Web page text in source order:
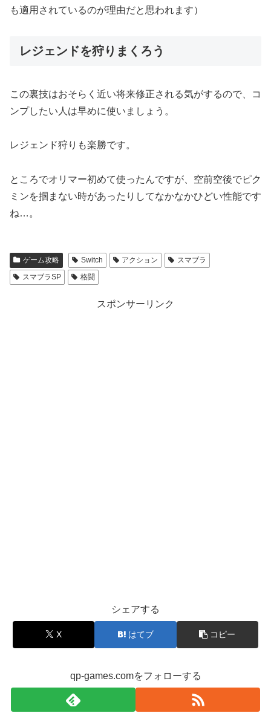
も適用されているのが理由だと思われます）
レジェンドを狩りまくろう
この裏技はおそらく近い将来修正される気がするので、コ
ンプしたい人は早めに使いましょう。
レジェンド狩りも楽勝です。
ところでオリマー初めて使ったんですが、空前空後でピク
ミンを掴まない時があったりしてなかなかひどい性能です
ね…。
ゲーム攻略 Switch アクション
スマブラ
スマブラSP
格闘
スポンサーリンク
シェアする
X はてブ コピー
qp-games.comをフォローする